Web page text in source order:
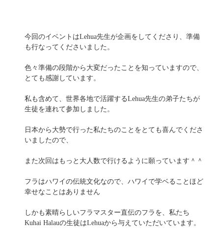
今回のイベントはLehua先生が企画をしてくださり、準備
も行なってくださいました。
色々準備の段階から大変だったことを知っていますので、
とても感謝しています。
私も含めて、世界各地で活躍するLehua先生の弟子たちが
生徒を連れて参加しました。
日本から大勢で行った私たちのことをとても喜んでくださ
いましたので、
また次回はもっと大人数で行けるように願っています＾＾
フラはハワイの伝統文化なので、ハワイで学ベることほど
幸せなことはありません
しかも素晴らしいフラマスター直伝のフラを、私たち
Kuhai Halauの生徒はLehuaから与えていただいています。